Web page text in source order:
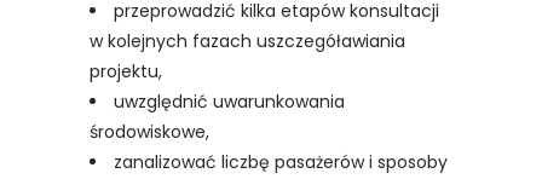
przeprowadzić kilka etapów konsultacji
w kolejnych fazach uszczegóławiania
projektu,
uwzględnić uwarunkowania
środowiskowe,
zanalizować liczbę pasażerów i sposoby